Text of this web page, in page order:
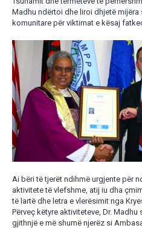
Madhu ndërtoi dhe liroi dhjetë
komunitare për viktimat e kësaj
Ai bëri të tjerët ndihmë urgjente për
aktivitete të vlefshme, atij iu dha
të lartë dhe letra e vlerësimit nga
Përveç këtyre aktiviteteve, Dr.
gjithnjë e më shumë njerëz si